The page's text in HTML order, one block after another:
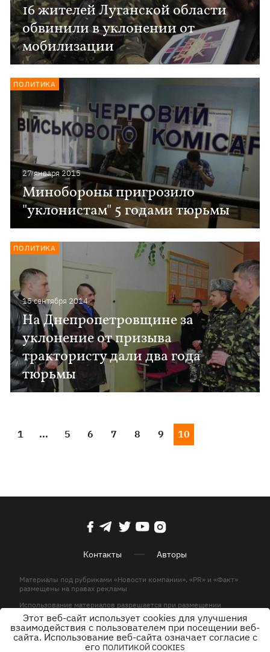
16 жителей Луганской области
обвинили в уклонении от
мобилизации
27 января 2015
Минобороны пригрозило
"уклонистам" 5 годами тюрьмы
ПОЛИТИКА
15 сентября 2014
На Днепропетровщине за
уклонение от призыва
трактористу дали два года
тюрьмы
ПОЛИТИКА
1 ... 5 6 7 8 9 10
Контакты Авторы
Материалы под рубриками «Новости компании», «PR» и «Факт»
размещены на правах рекламы
Использование материалов разрешается при размещении
активной гиперссылки на KP.UA в первом абзаце.
© ООО «ЮЛАВ МЕДИА»,2026. Все права защищены.
Этот веб-сайт использует cookies для улучшения
взаимодействия с пользователем при посещении веб-
сайта. Использование веб-сайта означает согласие с
его ПОЛИТИКОЙ COOKIES